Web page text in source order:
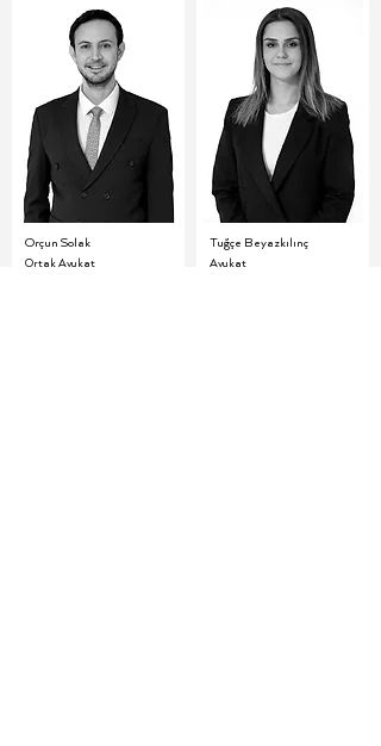
Orçun Solak
Ortak Avukat
Tuğçe Beyazkılınç
Avukat